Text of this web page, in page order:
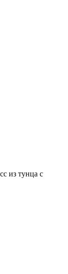
из тунца с